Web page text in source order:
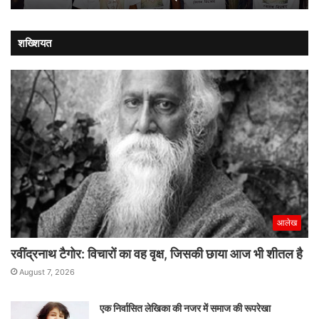
शख्शियत
आलेख
रवींद्रनाथ टैगोर: विचारों का वह वृक्ष, जिसकी छाया आज भी शीतल है
August 7, 2026
एक निर्वासित लेखिका की नजर में समाज की रूपरेखा